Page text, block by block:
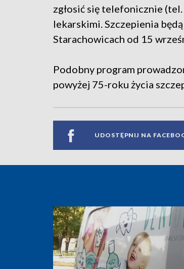
zgłosić się telefonicznie
lekarskimi. Szczepienia
Starachowicach od 15
Podobny program
powyżej 75-roku życia
UDOSTĘPNIJ NA